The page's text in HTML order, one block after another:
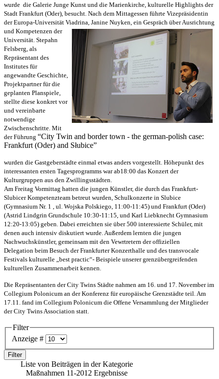
wurde die Galerie Junge Kunst und die Marienkirche, kulturelle Highlights der
Stadt Frankfurt (Oder), besucht. Nach dem Mittagessen führte Vizepräsidentin
der Europa-Universität Viadrina, Janine Nuyken, ein Gespräch über Ausrichtung
und Kompetenzen der
Universität. Stepahn
Felsberg, als
Repräsentant des
Institutes für
angewandte Geschichte,
Projektpartner für die
geplanten Planspiele,
stellte diese konkret vor
und vereinbarte
notwendige
Zwischenschritte. Mit
der Führung “City Twin and border town - the german-polish case:
Frankfurt (Oder) and Słubice”
wurden die Gastgeberstädte einmal etwas anders vorgestellt. Höhepunkt des
interessanten ersten Tagesprogramms war ab18:00 das Konzert der
Kulturgruppen aus den Zwillingsstädten.
Am Freitag Vormittag hatten die jungen Künstler, die durch das Frankfurt-
Slubicer Kompetenzteam betreut wurden, Schulkonzerte in Slubice
(Gymnasium Nr. 1 , ul. Wojska Polskiego, 11:00-11:45) und Frankfurt (Oder)
(Astrid Lindgrin Grundschule 10:30-11:15, und Karl Liebknecht Gymnasium
12:20-13:05) geben. Dabei erreichten sie über 500 interessierte Schüler, mit
denen auch intensiv diskutiert wurde. Außerdem lernten die jungen
Nachwuchskünstler, gemeinsam mit den Vewrtretern der offiziellen
Delegation beim Besuch der Frankfurter Konzerthalle und des transvocale
Festivals kulturelle „best practic“- Beispiele unserer grenzübergreifenden
kulturellen Zusammenarbeit kennen.
Die Repräsentanten der City Twins Städte nahmen am 16. und 17. November im
Collegium Polonicum an der Konferenz für europäische Grenzstädte teil. Am
17.11. fand im Collegium Polonicum die Offene Versammlung der Mitglieder
der City Twins Association statt.
Filter
Anzeige #
Filter
Liste von Beiträgen in der Kategorie
Maßnahmen 11-2012 Ergebnisse